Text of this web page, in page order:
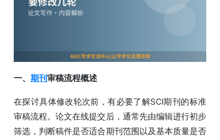
一、 期刊 审稿流程概述
在探讨具体修改轮次前，有必要了解SCI期刊的标准
审稿流程。论文在线提交后，通常先由编辑进行初步
筛选，判断稿件是否适合期刊范围以及基本质量是否